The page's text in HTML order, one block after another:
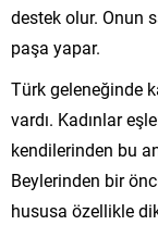
destek olur. Onun
paşa yapar.
Türk geleneğinde
vardı. Kadınlar
kendilerinden bu
Beylerinden bir
hususa özellikle